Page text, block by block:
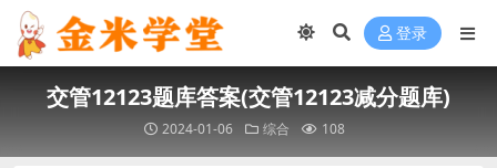
登录
交管12123题库答案(交管12123减分题库)
2024-01-06 综合 108